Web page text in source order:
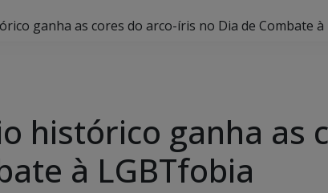
ganha as cores do arco-íris no Dia de Combate à
histórico ganha as
à LGBTfobia